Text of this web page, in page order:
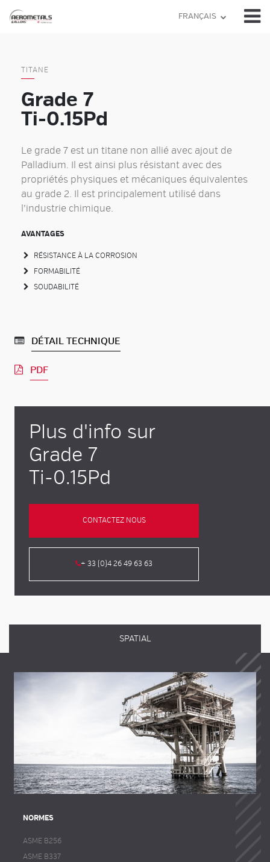
Skip
FRANÇAIS
TITANE
Grade 7
Ti-0.15Pd
Le grade 7 est un titane non allié avec ajout de
Palladium. Il est ainsi plus résistant avec des
propriétés physiques et mécaniques équivalentes
au grade 2. Il est principalement utilisé dans
l’industrie chimique.
AVANTAGES
RÉSISTANCE À LA CORROSION
FORMABILITÉ
SOUDABILITÉ
DÉTAIL TECHNIQUE
PDF
Plus d'info sur
Grade 7
Ti-0.15Pd
CONTACTEZ NOUS
+ 33 (0)4 26 49 63 63
SPATIAL
NORMES
ASME B256
ASME B337